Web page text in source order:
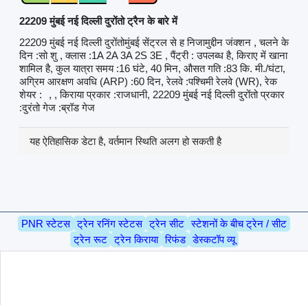
22209 मुंबई नई दिल्ली दुरोंतो ट्रैन के बारे में
22209 मुंबई नई दिल्ली दुरोंतोमुंबई सेंट्रल से ह निजामुद्दीन जंक्शन , चलने के
दिन :सो शु , क्लास :1A 2A 3A 2S 3E , पैंट्री : उपलब्ध है, किराए में खाना
शामिल है, कुल यात्रा समय :16 घंटे, 40 मिन, औसत गति :83 कि. मी./घंटा,
अग्रिम आरक्षण अवधि (ARP) :60 दिन, रेलवे :पश्चिमी रेलवे (WR), रेक
शेयर :
, , किराया प्रकार :राजधानी, 22209 मुंबई नई दिल्ली दुरोंतो प्रकार
:दुरंतो गेज :ब्रॉड गेज
यह ऐतिहासिक डेटा है, वर्तमान स्थिति अलग हो सकती है
PNR स्टेटस ट्रेन रनिंग स्टेटस ट्रेन सीट स्टेशनों के बीच ट्रेन / सीट
ट्रेन रूट ट्रेन किराया रिफंड डेस्कटॉप व्यू